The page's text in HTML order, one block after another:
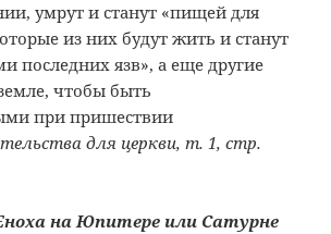
умрут и станут «пищей для
из них будут жить и станут
последних язв», а еще другие
чтобы быть
при пришествии
для церкви, т. 1, стр.
на Юпитере или Сатурне